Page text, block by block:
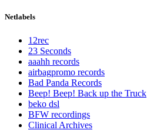
Netlabels
12rec
23 Seconds
aaahh records
airbagpromo records
Bad Panda Records
Beep! Beep! Back up the Truck
beko dsl
BFW recordings
Clinical Archives